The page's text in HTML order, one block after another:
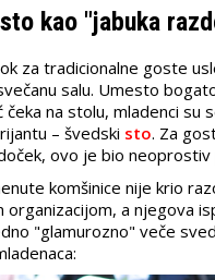
kao "jabuka
za tradicionalne goste
salu. Umesto
na stolu, mladenci su
– švedski sto. Za
ovo je bio neoprostiv
komšinice nije krio
organizacijom, a njegova
"glamurozno" veče